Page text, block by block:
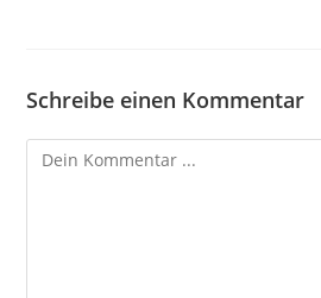
Schreibe einen Kommentar